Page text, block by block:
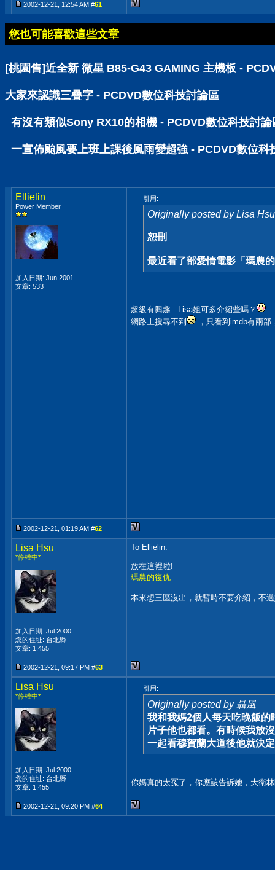
2002-12-21, 12:54 AM #61
您也可能喜歡這些文章
[桃園售]近全新 微星 B85-G43 GAMING 主機板 -
大家來認識三疊字 - PCDVD數位科技討論區
有沒有類似Sony RX10的相機 - PCDVD數位科技討論
一宣佈颱風要上班上課後風雨變超強 - PCDVD數位科
Ellielin
Power Member
加入日期: Jun 2001
文章: 533
引用:
Originally posted by Lisa Hsu
恕刪
最近看了部愛情電影「瑪農
超級有興趣...Lisa姐可多介紹些嗎？
網路上搜尋不到
，只看到imdb有兩
2002-12-21, 01:19 AM #62
Lisa Hsu
*停權中*
加入日期: Jul 2000
您的住址: 台北縣
文章: 1,455
To Ellielin:
放在這裡啦!
瑪農的復仇
本來想三區沒出，就暫時不要介紹，不
2002-12-21, 09:17 PM #63
Lisa Hsu
*停權中*
加入日期: Jul 2000
您的住址: 台北縣
文章: 1,455
引用:
Originally posted by 聶風
我和我媽2個人每天吃晚飯
片子他也都看。有時候我放
一起看穆賀蘭大道後他就決
你媽真的太冤了，你應該告訴她，大衛
2002-12-21, 09:20 PM #64